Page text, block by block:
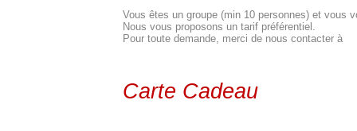
Vous êtes un groupe (min 10 personnes) et vous
Nous vous proposons un tarif préférentiel.
Pour toute demande, merci de nous contacter à
Carte Cadeau